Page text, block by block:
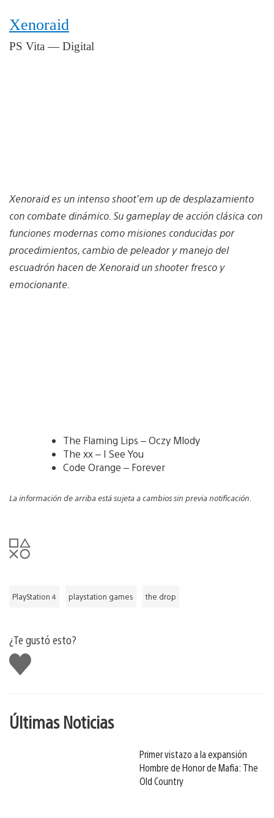
Xenoraid
PS Vita — Digital
Xenoraid es un intenso shoot’em up de desplazamiento
con combate dinámico. Su gameplay de acción clásica con
funciones modernas como misiones conducidas por
procedimientos, cambio de peleador y manejo del
escuadrón hacen de Xenoraid un shooter fresco y
emocionante.
The Flaming Lips – Oczy Mlody
The xx – I See You
Code Orange – Forever
La información de arriba está sujeta a cambios sin previa notificación.
PlayStation 4 playstation games the drop
¿Te gustó esto?
Me
gusta
Últimas Noticias
Primer vistazo a la expansión
Hombre de Honor de Mafia: The
Old Country